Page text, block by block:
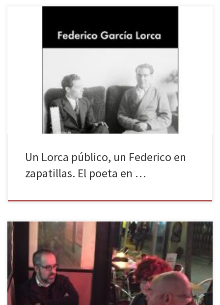
recoge 133 entrevistas y declaraciones realizadas a Federico
García Lorca, junto con varias imágenes (algunas inéditas, otras
poco conocidas y otras reproducidas parcialmente en anteriores
publicaciones). Una edición, a cargo de Rafael Inglada […]
Un Lorca público, un Federico en
zapatillas. El poeta en …
La Huella Digital agradece enormemente a los autores de Palabra
de Lorca, Rafael Inglada y Víctor Fernández, y a la editorial
Malpaso la entrevista que nos han permitido realizar y el tiempo
que nos han dedicado. Asimismo, agradecemos a nuestra
maravillosa colaboradora María Elduayen Castillo su dedicación a